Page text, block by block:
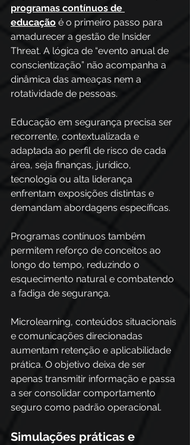
programas contínuos de
educação é o primeiro passo para
amadurecer a gestão de Insider
Threat. A lógica de “evento anual de
conscientização” não acompanha a
dinâmica das ameaças nem a
rotatividade de pessoas.
Educação em segurança precisa ser
recorrente, contextualizada e
adaptada ao perfil de risco de cada
área, seja finanças, jurídico,
tecnologia ou alta liderança
enfrentam exposições distintas e
demandam abordagens específicas.
Programas contínuos também
permitem reforço de conceitos ao
longo do tempo, reduzindo o
esquecimento natural e combatendo
a fadiga de segurança.
Microlearning, conteúdos situacionais
e comunicações direcionadas
aumentam retenção e aplicabilidade
prática. O objetivo deixa de ser
apenas transmitir informação e passa
a ser consolidar comportamento
seguro como padrão operacional.
Simulações práticas e